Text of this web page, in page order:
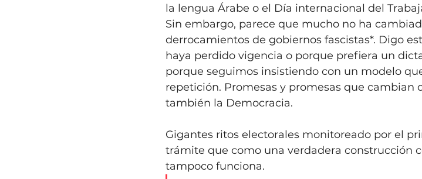
la lengua Árabe o el Día internacional del
Sin embargo, parece que mucho no ha
derrocamientos de gobiernos fascistas*. Digo
haya perdido vigencia o porque prefiera un
porque seguimos insistiendo con un modelo
repetición. Promesas y promesas que cambian
también la Democracia.
Gigantes ritos electorales monitoreado por el
trámite que como una verdadera construcción
tampoco funciona.